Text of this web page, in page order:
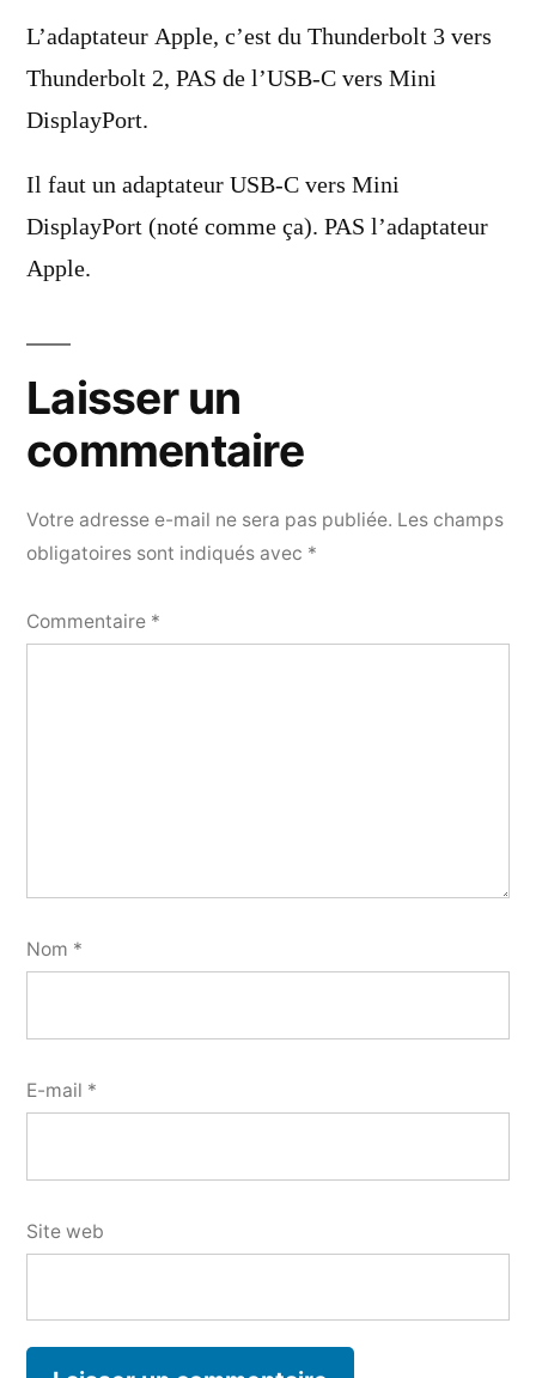
dit :
L’adaptateur Apple, c’est du Thunderbolt 3 vers
Thunderbolt 2, PAS de l’USB-C vers Mini
DisplayPort.
Il faut un adaptateur USB-C vers Mini
DisplayPort (noté comme ça). PAS l’adaptateur
Apple.
Laisser un
commentaire
Votre adresse e-mail ne sera pas publiée. Les champs
obligatoires sont indiqués avec *
Commentaire *
Nom *
E-mail *
Site web